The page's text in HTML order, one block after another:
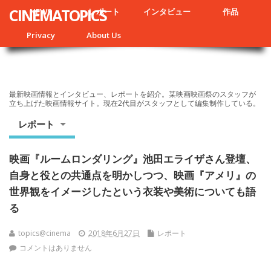
NEWS レポート インタビュー 作品
Privacy About Us
CINEMATOPICS
最新映画情報とインタビュー、レポートを紹介。某映画映画祭のスタッフが
立ち上げた映画情報サイト。現在2代目がスタッフとして編集制作している。
レポート
映画『ルームロンダリング』池田エライザさん登壇、
自身と役との共通点を明かしつつ、映画『アメリ』の
世界観をイメージしたという衣装や美術についても語
る
topics@cinema 2018年6月27日
レポート
コメントはありません